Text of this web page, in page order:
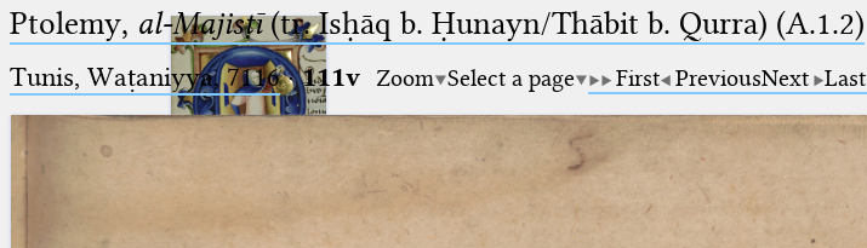
Ptolemaeus
Ptolemy, al-Majisṭī(tr. Isḥāq b. Ḥunayn/Thābit b. Qurra) (A.1.2)
Tunis, Waṭaniyya, 7116·111v Zoom Select a page First PreviousNext Last